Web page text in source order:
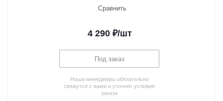
Сравнить
4 290 ₽/шт
Под заказ
Наши менеджеры обязательно
свяжутся с вами и уточнят условия
заказа